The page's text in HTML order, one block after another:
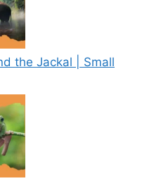
the Jackal | Small